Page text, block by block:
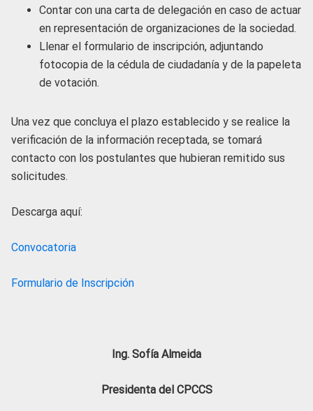
Contar con una carta de delegación en caso de actuar
en representación de organizaciones de la sociedad.
Llenar el formulario de inscripción, adjuntando
fotocopia de la cédula de ciudadanía y de la papeleta
de votación.
Una vez que concluya el plazo establecido y se realice la
verificación de la información receptada, se tomará
contacto con los postulantes que hubieran remitido sus
solicitudes.
Descarga aquí:
Convocatoria
Formulario de Inscripción
Ing. Sofía Almeida
Presidenta del CPCCS